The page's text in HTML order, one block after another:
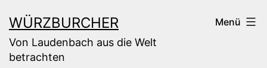
Inhalt
springen
WÜRZBURCHER
Von Laudenbach aus die Welt
betrachten
Menü